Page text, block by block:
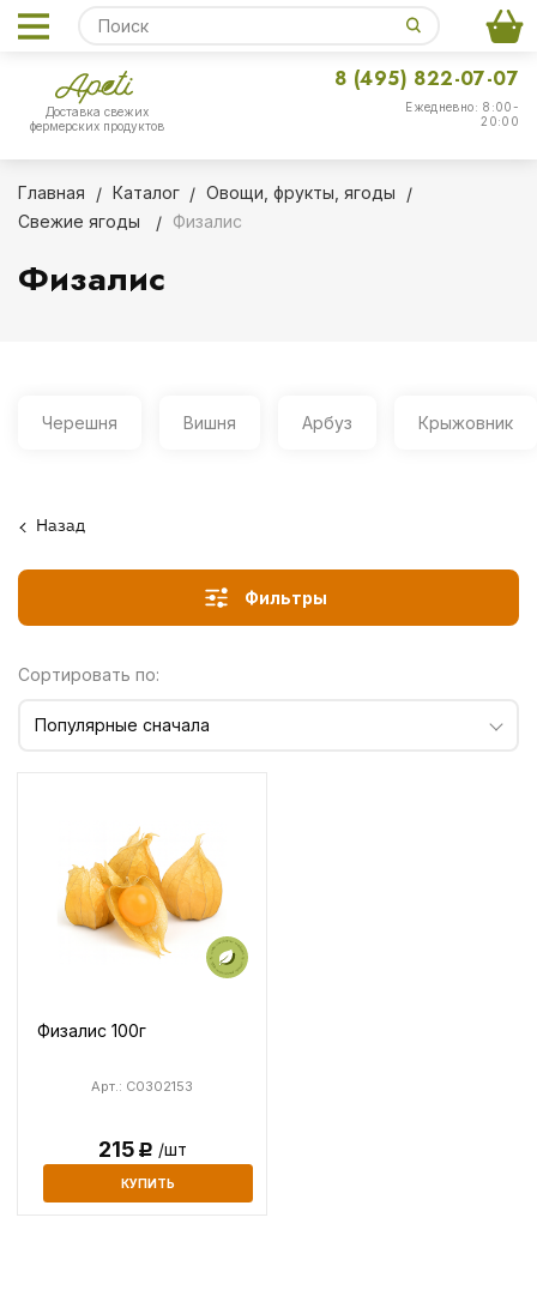
Доставка свежих
фермерских продуктов
Ежедневно: 8:00-
20:00
8 (495) 822-07-07
Главная Каталог
Овощи, фрукты, ягоды
Свежие ягоды
Физалис
Физалис
Черешня Вишня Арбуз Крыжовник
Назад
Фильтры
Сортировать по:
Популярные сначала
Физалис 100г
Арт.: C0302153
215Р /шт
КУПИТЬ